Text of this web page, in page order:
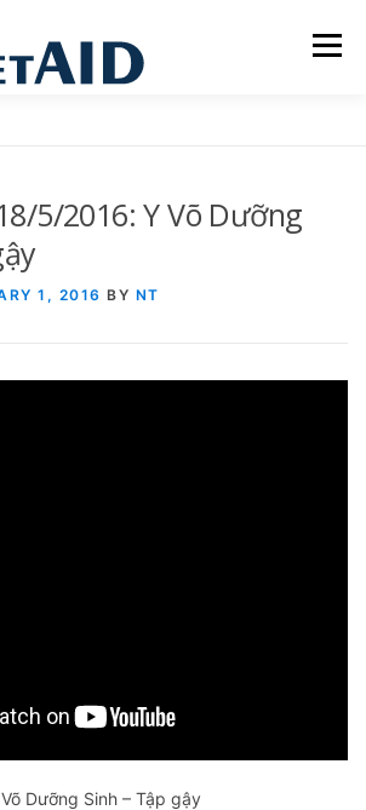
Menu
ĐỒNG SINH HOẠT
5/2016: Y Võ Dưỡng
1, 2016 BY NT
Dưỡng Sinh – Tập gậy